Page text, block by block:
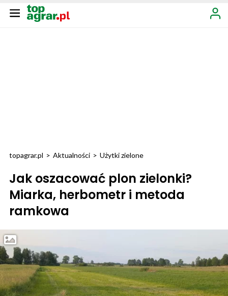
topagrar.pl > Aktualności > Użytki zielone
Jak oszacować plon zielonki?
Miarka, herbometr i metoda
ramkowa